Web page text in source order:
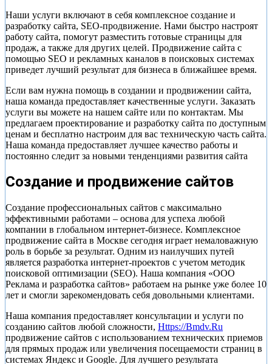
Наши услуги включают в себя комплексное создание и
разработку сайта, SEO-продвижение. Нами быстро настроят
работу сайта, помогут разместить готовые страницы для
продаж, а также для других целей. Продвижение сайта с
помощью SEO и рекламных каналов в поисковых системах
приведет лучший результат для бизнеса в ближайшее время.
Если вам нужна помощь в создании и продвижении сайта,
наша команда предоставляет качественные услуги. Заказать
услуги вы можете на нашем сайте или по контактам. Мы
предлагаем проектирование и разработку сайта по доступным
ценам и бесплатно настроим для вас техническую часть сайта.
Наша команда предоставляет лучшее качество работы и
постоянно следит за новыми тенденциями развития сайта
Создание и продвижение сайтов
Создание профессиональных сайтов с максимально
эффективными работами – основа для успеха любой
компании в глобальном интернет-бизнесе. Комплексное
продвижение сайта в Москве сегодня играет немаловажную
роль в борьбе за результат. Одним из наилучших путей
является разработка интернет-проектов с учетом методик
поисковой оптимизации (SEO). Наша компания «ООО
Реклама и разработка сайтов» работаем на рынке уже более 10
лет и смогли зарекомендовать себя довольными клиентами.
Наша компания предоставляет консультации и услуги по
созданию сайтов любой сложности, Https://Bmdv.Ru
продвижение сайтов с использованием технических приемов
для прямых продаж или увеличения посещаемости страниц в
системах Яндекс и Google. Для лучшего результата